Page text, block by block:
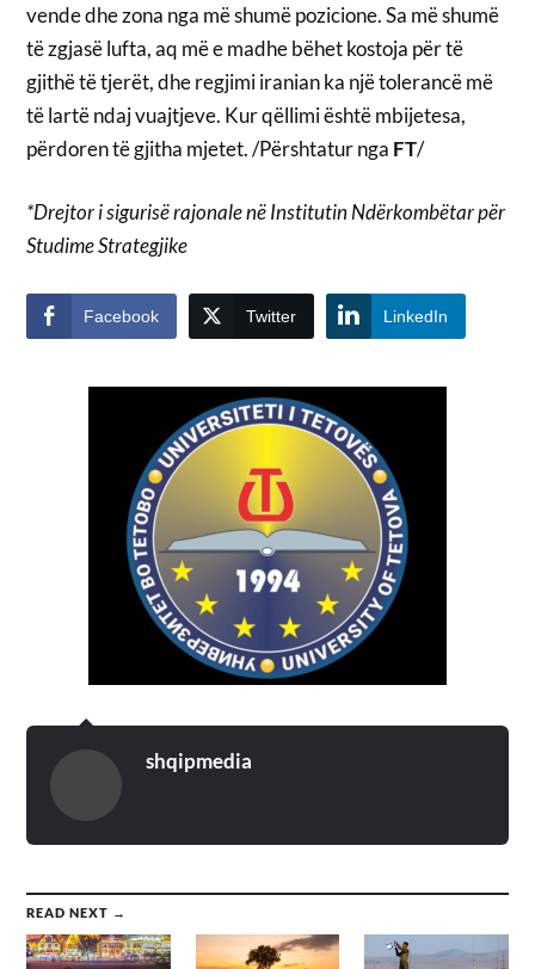
vende dhe zona nga më shumë pozicione. Sa më shumë
të zgjasë lufta, aq më e madhe bëhet kostoja për të
gjithë të tjerët, dhe regjimi iranian ka një tolerancë më
të lartë ndaj vuajtjeve. Kur qëllimi është mbijetesa,
përdoren të gjitha mjetet. /Përshtatur nga FT/
*Drejtor i sigurisë rajonale në Institutin Ndërkombëtar për
Studime Strategjike
Facebook Twitter LinkedIn
shqipmedia
READ NEXT →